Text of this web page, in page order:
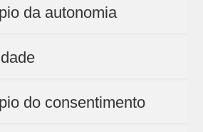
da autonomia
do consentimento